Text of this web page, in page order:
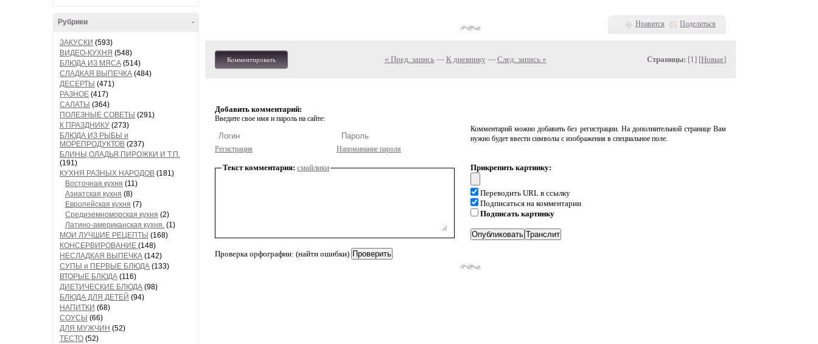
-
Рубрики
ЗАКУСКИ (593)
ВИДЕО-КУХНЯ (548)
БЛЮДА ИЗ МЯСА (514)
СЛАДКАЯ ВЫПЕЧКА (484)
ДЕСЕРТЫ (471)
РАЗНОЕ (417)
САЛАТЫ (364)
ПОЛЕЗНЫЕ СОВЕТЫ (291)
К ПРАЗДНИКУ (273)
БЛЮДА ИЗ РЫБЫ и
МОРЕПРОДУКТОВ (237)
БЛИНЫ,ОЛАДЬЯ,ПИРОЖКИ И Т.П.
(191)
КУХНЯ РАЗНЫХ НАРОДОВ (181)
Восточная кухня (11)
Азиатская кухня (8)
Европейская кухня (7)
Средиземноморская кухня (2)
Латино-американская кухня. (1)
МОИ ЛУЧШИЕ РЕЦЕПТЫ (168)
КОНСЕРВИРОВАНИЕ (148)
НЕСЛАДКАЯ ВЫПЕЧКА (142)
СУПЫ и ПЕРВЫЕ БЛЮДА (133)
ВТОРЫЕ БЛЮДА (116)
ДИЕТИЧЕСКИЕ БЛЮДА (98)
БЛЮДА ДЛЯ ДЕТЕЙ (94)
НАПИТКИ (68)
СОУСЫ (66)
ДЛЯ МУЖЧИН (52)
ТЕСТО (52)
Нравится Поделиться
Комментировать « Пред. запись— К дневнику — След. запись » Страницы: [1] [Новые]
Добавить комментарий:
Введите свое имя и пароль на сайте:
Регистрация Напоминание пароля
Комментарий можно добавить без регистрации. На дополнительной странице Вам
нужно будет ввести символы с изображения в специальное поле.
Текст комментария: смайлики
Проверка орфографии: (найти ошибки)
Прикрепить картинку:
Переводить URL в ссылку
Подписаться на комментарии
Подписать картинку